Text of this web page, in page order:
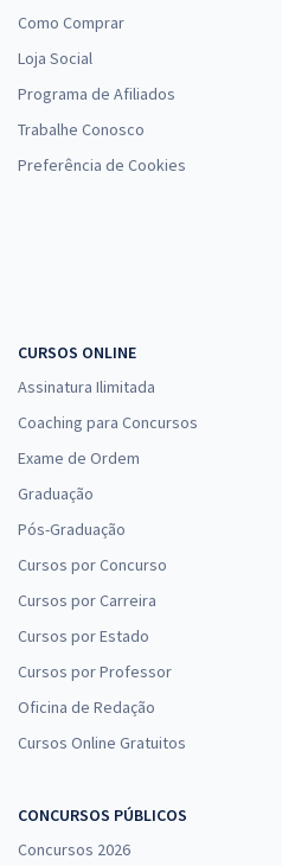
Como Comprar
Loja Social
Programa de Afiliados
Trabalhe Conosco
Preferência de Cookies
CURSOS ONLINE
Assinatura Ilimitada
Coaching para Concursos
Exame de Ordem
Graduação
Pós-Graduação
Cursos por Concurso
Cursos por Carreira
Cursos por Estado
Cursos por Professor
Oficina de Redação
Cursos Online Gratuitos
CONCURSOS PÚBLICOS
Concursos 2026